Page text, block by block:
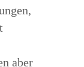
aber